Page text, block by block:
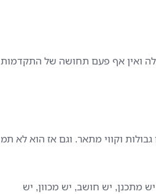
ואין אף פעם תחושה של התקדמות
וקווי מתאר. וגם אז הוא לא
מתכנן, יש חושב, יש מכוון, יש